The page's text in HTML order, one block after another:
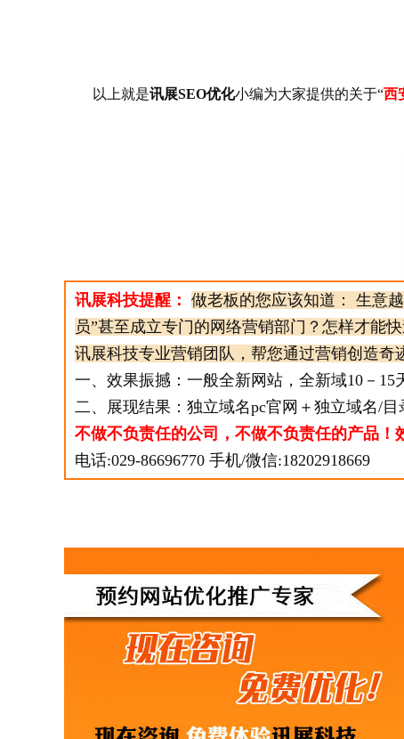
以上就是讯展SEO优化小编为大家提供的关于“西
讯展科技提醒： 做老板的您应该知道： 生意
员”甚至成立专门的网络营销部门？怎样才能
讯展科技专业营销团队，帮您通过营销创造奇
一、效果振撼：一般全新网站，全新域10－15
二、展现结果：独立域名pc官网＋独立域名/
不做不负责任的公司，不做不负责任的产品！
电话:029-86696770 手机/微信:18202918669